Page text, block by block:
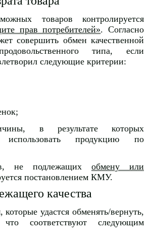
товаров контролируется
прав потребителей». Согласно
совершить обмен качественной
типа, если
следующие критерии:
в результате которых
использовать продукцию по
не подлежащих обмену или
постановлением КМУ.
качества
удастся обменять/вернуть,
соответствуют следующим